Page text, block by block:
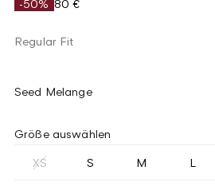
-50% 80 €
Regular Fit
Seed Melange
Größe auswählen
XS S M L